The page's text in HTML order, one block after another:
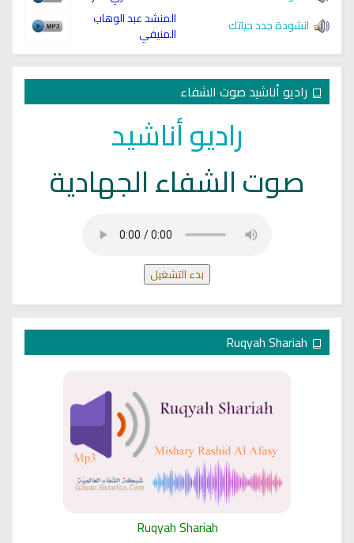
انشودة جدد حياتك
المنشد عبد الوهاب
المنيفي
راديو أناشيد صوت الشفاء
راديو أناشيد
صوت الشفاء الجهادية
بدء التشغيل
Ruqyah Shariah